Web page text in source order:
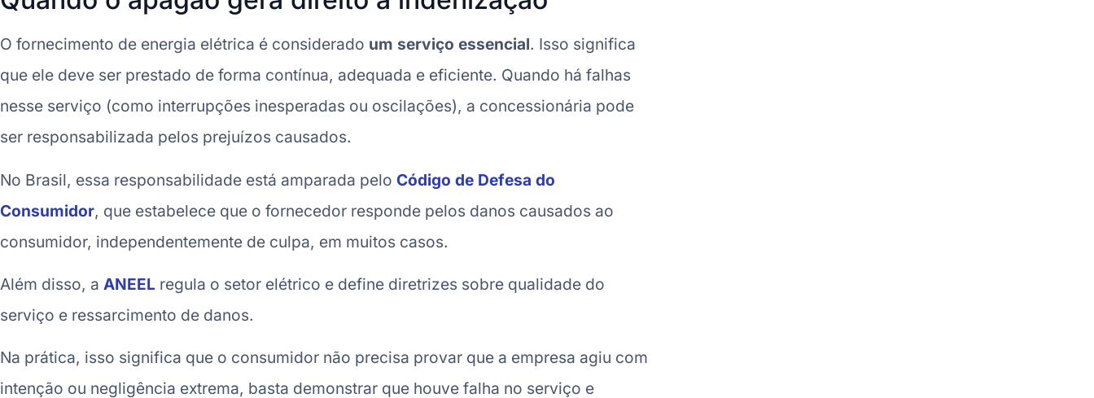
O fornecimento de energia elétrica é considerado um serviço essencial. Isso significa
que ele deve ser prestado de forma contínua, adequada e eficiente. Quando há falhas
nesse serviço (como interrupções inesperadas ou oscilações), a concessionária pode
ser responsabilizada pelos prejuízos causados.
No Brasil, essa responsabilidade está amparada pelo Código de Defesa do
Consumidor, que estabelece que o fornecedor responde pelos danos causados ao
consumidor, independentemente de culpa, em muitos casos.
Além disso, a ANEEL regula o setor elétrico e define diretrizes sobre qualidade do
serviço e ressarcimento de danos.
Na prática, isso significa que o consumidor não precisa provar que a empresa agiu com
intenção ou negligência extrema, basta demonstrar que houve falha no serviço e